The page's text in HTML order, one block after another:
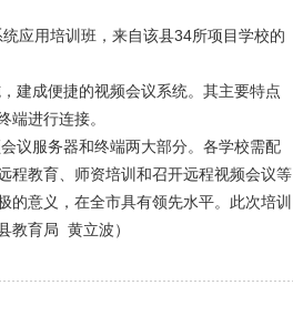
应用培训班，来自该县34所项目学校的
成便捷的视频会议系统。其主要特点
进行连接。
议服务器和终端两大部分。各学校需配
程教育、师资培训和召开远程视频会议等
意义，在全市具有领先水平。此次培训
教育局 黄立波）